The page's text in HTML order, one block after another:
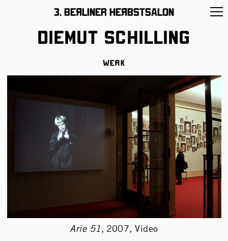
3. BeЯliner HeЯbstsalon
Diemut Schilling
Werk
Arie 51, 2007, Video